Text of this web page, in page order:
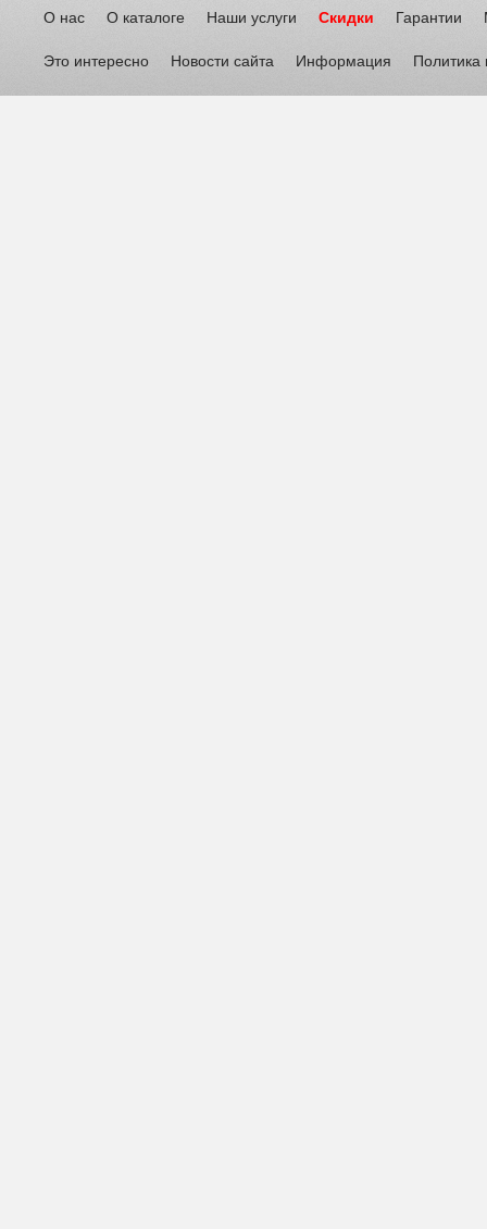
О нас О каталоге Наши услуги Скидки Гарантии
Это интересно Новости сайта Информация Политика